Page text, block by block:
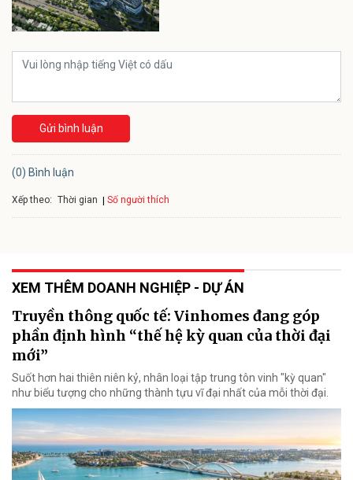
Gửi bình luận
(0) Bình luận
Xếp theo: Thời gian Số người thích
XEM THÊM DOANH NGHIỆP - DỰ ÁN
Truyền thông quốc tế: Vinhomes đang góp
phần định hình “thế hệ kỳ quan của thời đại
mới”
Suốt hơn hai thiên niên kỷ, nhân loại tập trung tôn vinh "kỳ quan"
như biểu tượng cho những thành tựu vĩ đại nhất của mỗi thời đại.